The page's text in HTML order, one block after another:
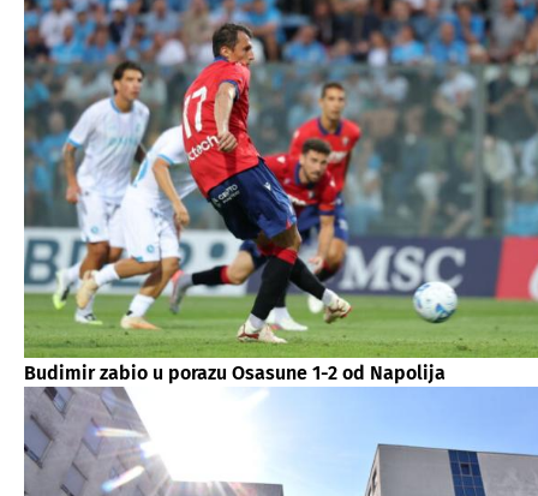
Budimir zabio u porazu Osasune 1-2 od Napolija